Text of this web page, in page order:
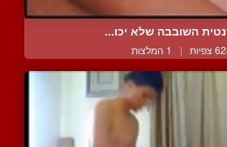
השובבה שלא יכו...
| 1 המלצות